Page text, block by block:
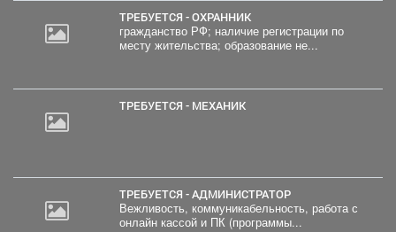
ТРЕБУЕТСЯ - ОХРАННИК
гражданство РФ; наличие регистрации по
месту жительства; образование не...
ТРЕБУЕТСЯ - МЕХАНИК
ТРЕБУЕТСЯ - АДМИНИСТРАТОР
Вежливость, коммуникабельность, работа с
онлайн кассой и ПК (программы...